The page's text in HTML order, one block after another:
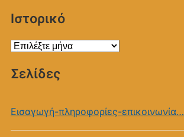
Ιστορικό
Ιστορικό
Σελίδες
Εισαγωγή-πληροφορίες-επικοινωνία…